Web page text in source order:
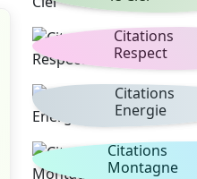
Citations
Respect
Citations
Energie
Citations
Montagne